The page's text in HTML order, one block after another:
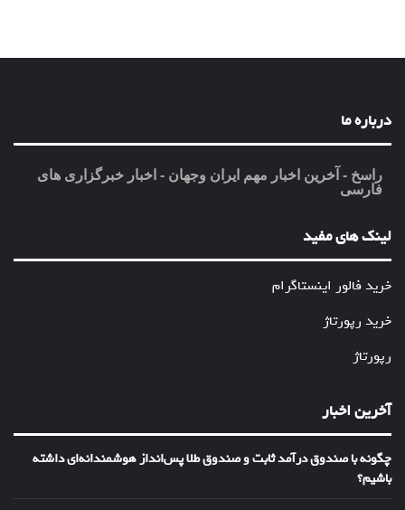
درباره ما
راسخ - آخرین اخبار مهم ایران وجهان - اخبار خبرگزاری های
فارسی
لینک های مفید
خرید فالور اینستاگرام
خرید رپورتاژ
رپورتاژ
آخرین اخبار
چگونه با صندوق درآمد ثابت و صندوق طلا پس‌انداز هوشمندانه‌ای داشته
باشیم؟